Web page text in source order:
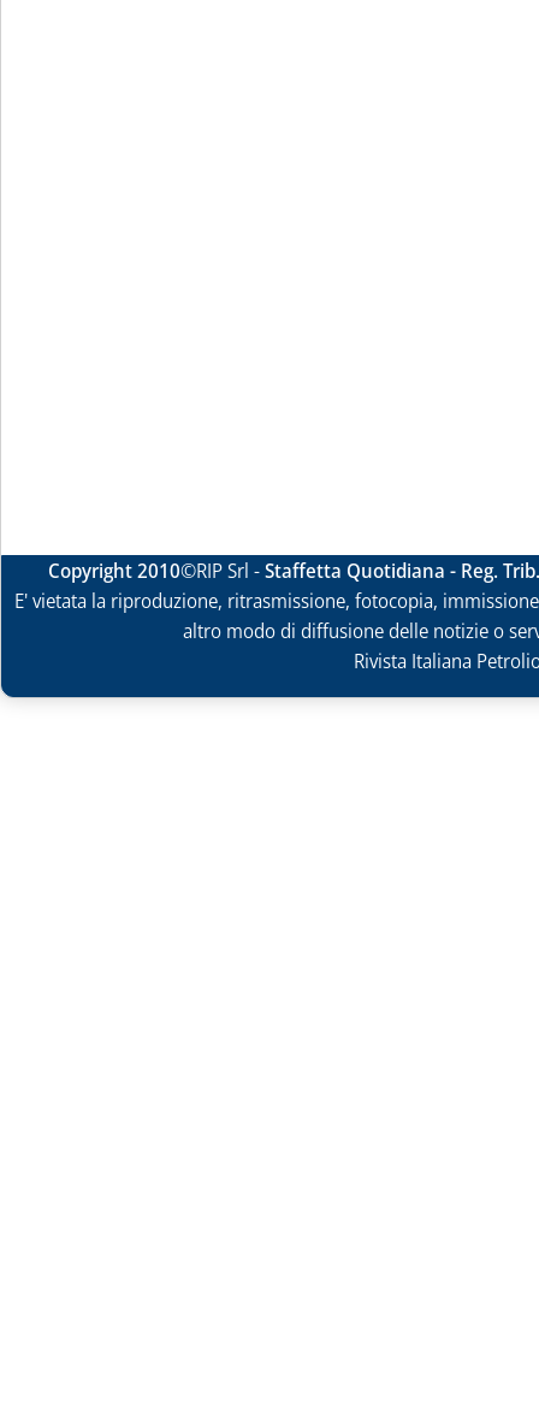
Copyright 2010©RIP Srl -Staffetta Quotidiana - Reg.
E' vietata la riproduzione, ritrasmissione, fotocopia,
altro modo di diffusione delle notizie o
Rivista Italiana